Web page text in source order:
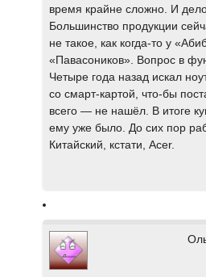
время крайне сложно. И
Большинство продукции
не такое, как когда-то у
«Павасоников». Вопрос в
Четыре года назад искал
со смарт-картой, что-бы
всего — не нашёл. В итоге
ему уже было. До сих пор
Китайский, кстати, Acer.